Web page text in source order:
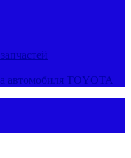
автомобиля TOYOTA